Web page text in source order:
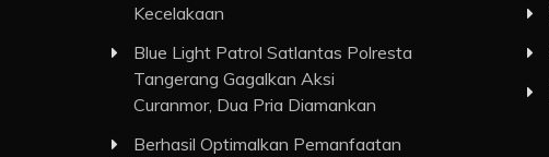
Kecelakaan
Blue Light Patrol Satlantas Polresta
Tangerang Gagalkan Aksi
Curanmor, Dua Pria Diamankan
Berhasil Optimalkan Pemanfaatan